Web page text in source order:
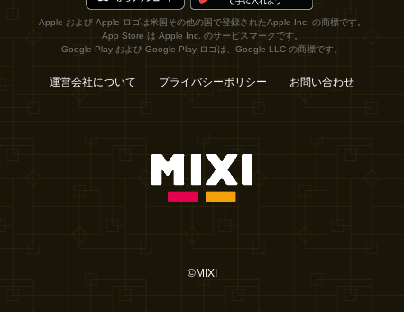
Apple および Apple ロゴは米国その他の国で登録されたApple Inc. の商標です。
App Store は Apple Inc. のサービスマークです。
Google Play および Google Play ロゴは、Google LLC の商標です。
運営会社について プライバシーポリシー お問い合わせ
©MIXI